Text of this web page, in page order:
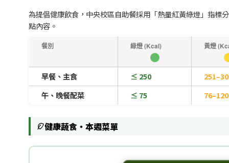
為提倡健康飲食，中央校區自助餐採用「熱量紅黃綠燈」指標
點內容。
餐別 綠燈 (Kcal) 黃燈
早餐、主食 ≤ 250
午、晚餐配菜
≤ 75 76–120
健康蔬食・本週菜單